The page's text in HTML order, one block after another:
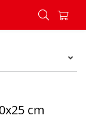
cm - Konzum
cm